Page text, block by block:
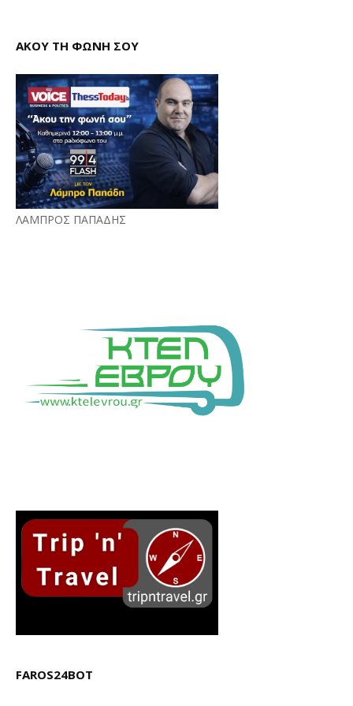
ΑΚΟΥ ΤΗ ΦΩΝΗ ΣΟΥ
ΛΑΜΠΡΟΣ ΠΑΠΑΔΗΣ
FAROS24BOT